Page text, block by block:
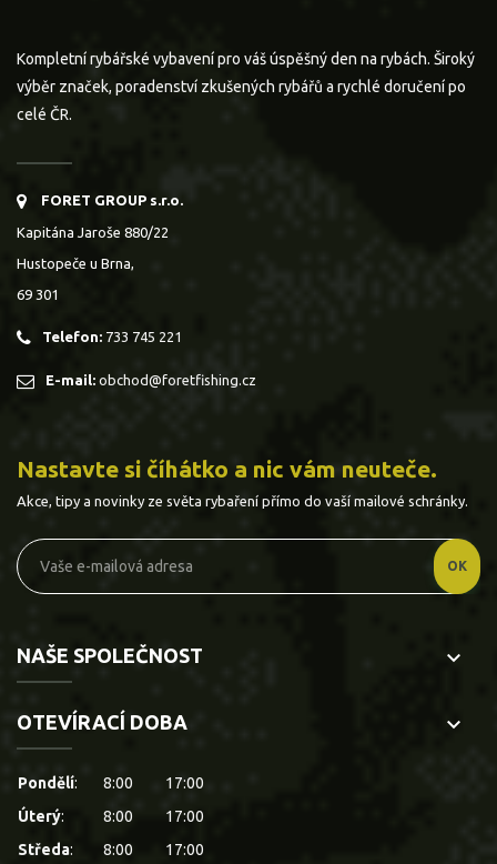
Kompletní rybářské vybavení pro váš úspěšný den na rybách. Široký
výběr značek, poradenství zkušených rybářů a rychlé doručení po
celé ČR.
FORET GROUP s.r.o.
Kapitána Jaroše 880/22
Hustopeče u Brna,
69 301
Telefon: 733 745 221
E-mail: obchod@foretfishing.cz
Nastavte si číhátko a nic vám neuteče.
Akce, tipy a novinky ze světa rybaření přímo do vaší mailové schránky.
NAŠE SPOLEČNOST keyboard_arrow_down
OTEVÍRACÍ DOBA keyboard_arrow_down
Pondělí: 8:00
17:00
Úterý: 8:00
17:00
Středa: 8:00 17:00